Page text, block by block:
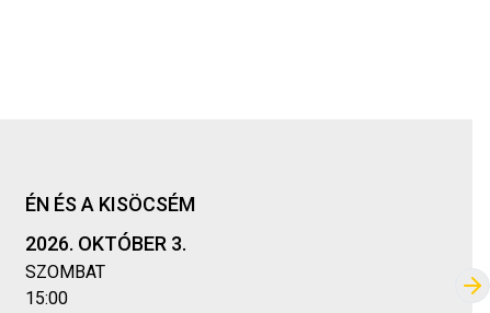
ÉN ÉS A KISÖCSÉM
2026. OKTÓBER 3.
SZOMBAT
15:00